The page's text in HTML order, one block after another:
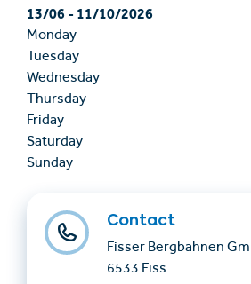
13/06-11/10/2026
Monday
Tuesday
Wednesday
Thursday
Friday
Saturday
Sunday
Contact
Fisser Bergbahnen
6533 Fiss